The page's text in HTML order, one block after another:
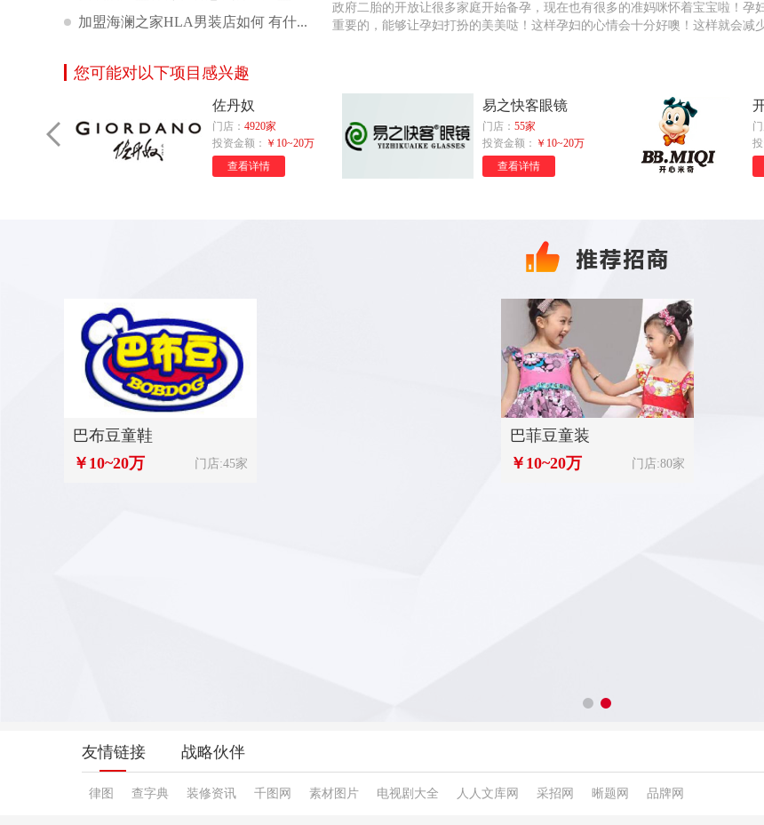
政府二胎的开放让很多家庭开始备孕，现在也有很多的准妈咪怀着宝宝啦！孕
重要的，能够让孕妇打扮的美美哒！这样孕妇的心情会十分好噢！这样就会减
您可能对以下项目感兴趣
佐丹奴
门店： 4920家
投资金额： ￥10~20万
查看详情
易之快客眼镜
门店： 55家
投资金额： ￥10~20万
查看详情
门
投
巴布豆童鞋
￥10~20万
门店:45家
巴菲豆童装
￥10~20万
门店:80家
友情链接 战略伙伴
律图 查字典 装修资讯 千图网 素材图片 电视剧大全 人人文库网 采招网 晰题网 品牌网